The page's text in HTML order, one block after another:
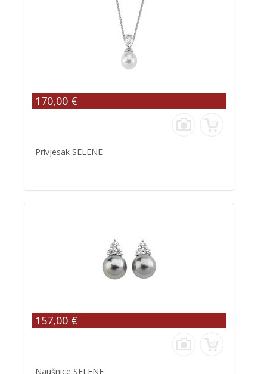
170,00 €
Privjesak SELENE
157,00 €
Naušnice SELENE